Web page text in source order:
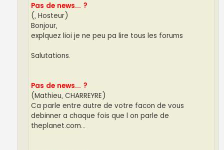
Pas de news... ?
(, Hosteur)
Bonjour,
explquez lioi je ne peu pa lire tous les forums
Salutations.
Pas de news... ?
(Mathieu, CHARREYRE)
Ca parle entre autre de votre facon de vous
debinner a chaque fois que l on parle de
theplanet.com...